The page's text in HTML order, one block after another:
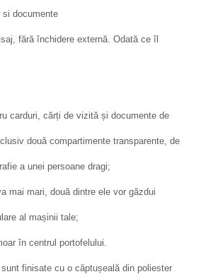
si documente
fără închidere externă. Odată ce îl
carduri, cărți de vizită și documente de
două compartimente transparente, de
a unei persoane dragi;
mai mari, două dintre ele vor găzdui
al mașinii tale;
în centrul portofelului.
finisate cu o căptușeală din poliester